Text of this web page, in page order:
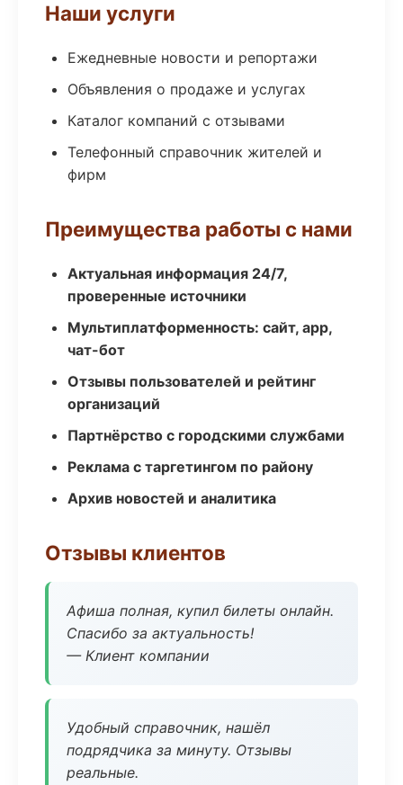
Наши услуги
Ежедневные новости и репортажи
Объявления о продаже и услугах
Каталог компаний с отзывами
Телефонный справочник жителей и
фирм
Преимущества работы с нами
Актуальная информация 24/7,
проверенные источники
Мультиплатформенность: сайт, app,
чат-бот
Отзывы пользователей и рейтинг
организаций
Партнёрство с городскими службами
Реклама с таргетингом по району
Архив новостей и аналитика
Отзывы клиентов
Афиша полная, купил билеты онлайн.
Спасибо за актуальность!
— Клиент компании
Удобный справочник, нашёл
подрядчика за минуту. Отзывы
реальные.